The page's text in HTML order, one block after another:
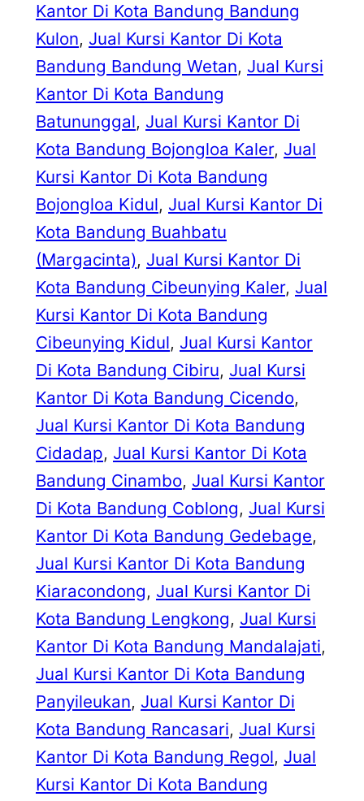
Kantor Di Kota Bandung Bandung
Kulon, Jual Kursi Kantor Di Kota
Bandung Bandung Wetan, Jual Kursi
Kantor Di Kota Bandung
Batununggal, Jual Kursi Kantor Di
Kota Bandung Bojongloa Kaler, Jual
Kursi Kantor Di Kota Bandung
Bojongloa Kidul, Jual Kursi Kantor Di
Kota Bandung Buahbatu
(Margacinta), Jual Kursi Kantor Di
Kota Bandung Cibeunying Kaler, Jual
Kursi Kantor Di Kota Bandung
Cibeunying Kidul, Jual Kursi Kantor
Di Kota Bandung Cibiru, Jual Kursi
Kantor Di Kota Bandung Cicendo
Jual Kursi Kantor Di Kota Bandung
Cidadap, Jual Kursi Kantor Di Kota
Bandung Cinambo, Jual Kursi Kantor
Di Kota Bandung Coblong, Jual Kursi
Kantor Di Kota Bandung Gedebage
Jual Kursi Kantor Di Kota Bandung
Kiaracondong, Jual Kursi Kantor Di
Kota Bandung Lengkong, Jual Kursi
Kantor Di Kota Bandung Mandalajati
Jual Kursi Kantor Di Kota Bandung
Panyileukan, Jual Kursi Kantor Di
Kota Bandung Rancasari, Jual Kursi
Kantor Di Kota Bandung Regol, Jual
Kursi Kantor Di Kota Bandung